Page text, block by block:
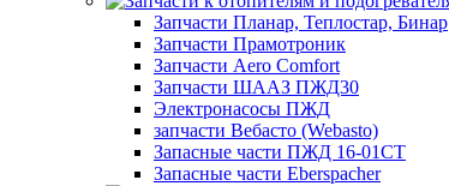
Запчасти Планар, Теплостар, Бинар
Запчасти Прамотроник
Запчасти Aero Comfort
Запчасти ШААЗ ПЖД30
Электронасосы ПЖД
запчасти Вебасто (Webasto)
Запасные части ПЖД 16-01СТ
Запасные части Eberspacher